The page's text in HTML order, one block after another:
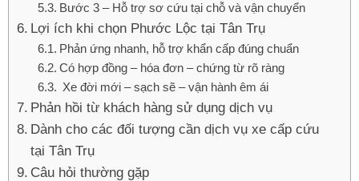
Bước 3 – Hỗ trợ sơ cứu tại chỗ và vận chuyển
Lợi ích khi chọn Phước Lộc tại Tân Trụ
Phản ứng nhanh, hỗ trợ khẩn cấp đúng chuẩn
Có hợp đồng – hóa đơn – chứng từ rõ ràng
Xe đời mới – sạch sẽ – vận hành êm ái
Phản hồi từ khách hàng sử dụng dịch vụ
Dành cho các đối tượng cần dịch vụ xe cấp cứu
tại Tân Trụ
Câu hỏi thường gặp